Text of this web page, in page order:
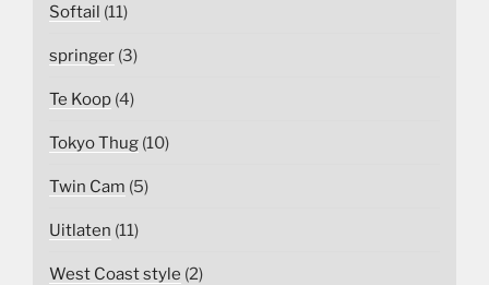
Softail (11)
springer (3)
Te Koop (4)
Tokyo Thug (10)
Twin Cam (5)
Uitlaten (11)
West Coast style (2)